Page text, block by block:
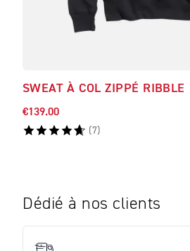
SWEAT À COL ZIPPÉ RIBBLE
€139.00
(7)
Dédié à nos clients